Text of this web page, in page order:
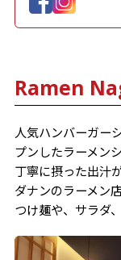
Ramen
人気ハンバーガー
プンしたラーメン
丁寧に摂った出汁
ダナンのラーメン
つけ麺や、サラダ